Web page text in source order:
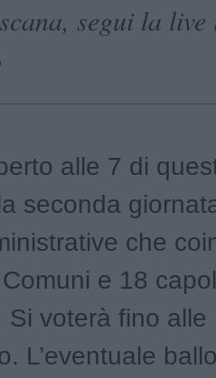
segui la live
alle 7 di
seconda
che
e 18
Si voterà fino alle
L’eventuale